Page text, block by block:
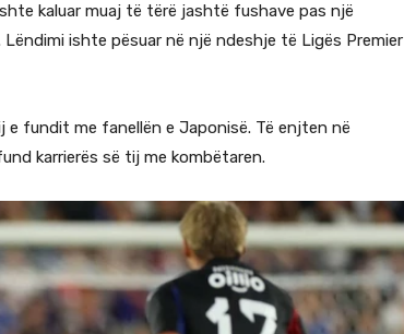
kaluar muaj të tërë jashtë fushave pas një
ishte pësuar në një ndeshje të Ligës Premier
fundit me fanellën e Japonisë. Të enjten në
karrierës së tij me kombëtaren.